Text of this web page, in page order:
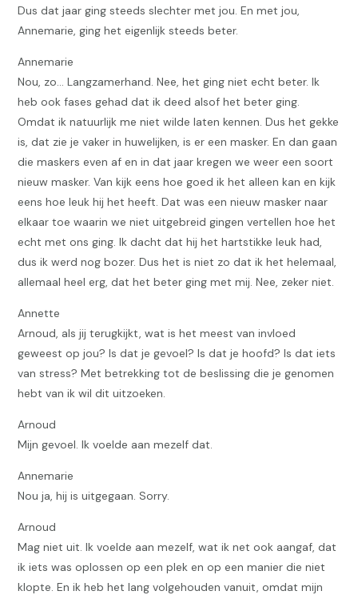
Dus dat jaar ging steeds slechter met jou. En met jou,
Annemarie, ging het eigenlijk steeds beter.
Annemarie
Nou, zo… Langzamerhand. Nee, het ging niet echt beter. Ik
heb ook fases gehad dat ik deed alsof het beter ging.
Omdat ik natuurlijk me niet wilde laten kennen. Dus het gekke
is, dat zie je vaker in huwelijken, is er een masker. En dan gaan
die maskers even af en in dat jaar kregen we weer een soort
nieuw masker. Van kijk eens hoe goed ik het alleen kan en kijk
eens hoe leuk hij het heeft. Dat was een nieuw masker naar
elkaar toe waarin we niet uitgebreid gingen vertellen hoe het
echt met ons ging. Ik dacht dat hij het hartstikke leuk had,
dus ik werd nog bozer. Dus het is niet zo dat ik het helemaal,
allemaal heel erg, dat het beter ging met mij. Nee, zeker niet.
Annette
Arnoud, als jij terugkijkt, wat is het meest van invloed
geweest op jou? Is dat je gevoel? Is dat je hoofd? Is dat iets
van stress? Met betrekking tot de beslissing die je genomen
hebt van ik wil dit uitzoeken.
Arnoud
Mijn gevoel. Ik voelde aan mezelf dat.
Annemarie
Nou ja, hij is uitgegaan. Sorry.
Arnoud
Mag niet uit. Ik voelde aan mezelf, wat ik net ook aangaf, dat
ik iets was oplossen op een plek en op een manier die niet
klopte. En ik heb het lang volgehouden vanuit, omdat mijn